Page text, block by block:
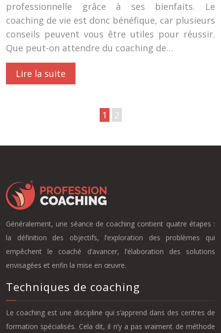
professionnelle grâce à ses bienfaits. Le
coaching de vie est donc bénéfique, car plusieurs
conseils peuvent vous être utiles pour réussir.
Que peut-on attendre du coaching de…
Lire la suite
1 2
Généralement, une séance de coaching contient quatre étapes :
la définition des objectifs, l’exploration des problèmes qui
empêchent le coaché d’avancer, l’élaboration des solutions
envisagées et enfin la mise en œuvre.
Techniques de coaching
Le coaching est une discipline qui s’apprend dans des centres de
formation spécialisés. Cela dit, il n’y a pas vraiment de méthode